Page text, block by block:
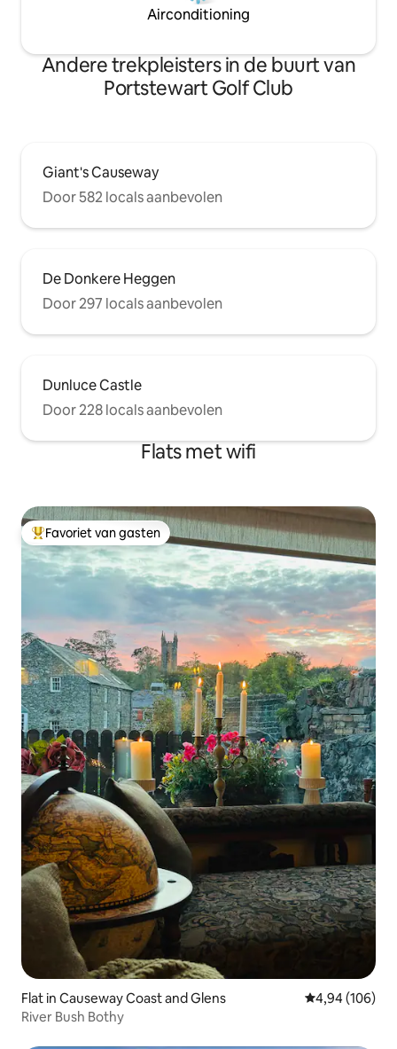
Airconditioning
Andere trekpleisters in de buurt van
Portstewart Golf Club
Giant's Causeway
Door 582 locals aanbevolen
De Donkere Heggen
Door 297 locals aanbevolen
Dunluce Castle
Door 228 locals aanbevolen
Flats met wifi
Topfavoriet van gasten
Favoriet van gasten
Flat in Causeway Coast and Glens Gemiddelde
4,94 (106)
River Bush Bothy